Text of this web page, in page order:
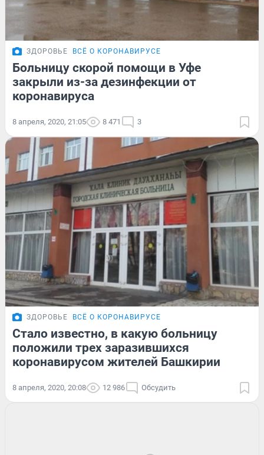
ЗДОРОВЬЕ ВСЁ О КОРОНАВИРУСЕ
Больницу скорой помощи в Уфе
закрыли из-за дезинфекции от
коронавируса
8 апреля, 2020, 21:05 8 471 3
ЗДОРОВЬЕ ВСЁ О КОРОНАВИРУСЕ
Стало известно, в какую больницу
положили трех заразившихся
коронавирусом жителей Башкирии
8 апреля, 2020, 20:08 12 986 Обсудить